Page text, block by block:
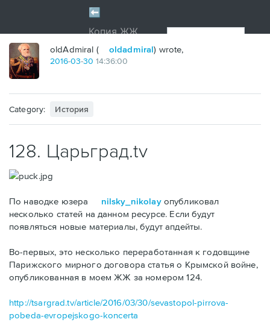
oldAdmiral ( oldadmiral) wrote,
2016-03-30 14:36:00
Category: История
128. Царьград.tv
По наводке юзера nilsky_nikolayопубликовал
несколько статей на данном ресурсе. Если будут
появляться новые материалы, будут апдейты.
Во-первых, это несколько переработанная к годовщине
Парижского мирного договора статья о Крымской войне,
опубликованная в моем ЖЖ за номером 124.
http://tsargrad.tv/article/2016/03/30/sevastopol-pirrova-
pobeda-evropejskogo-koncerta